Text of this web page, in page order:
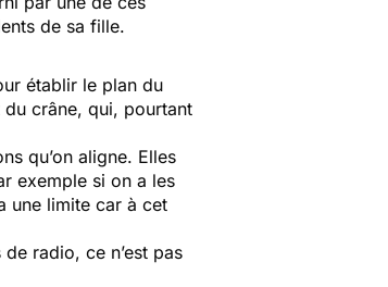
de sa fille.
établir le plan du
crâne, qui, pourtant
qu’on aligne. Elles
exemple si on a les
une limite car à cet
radio, ce n’est pas